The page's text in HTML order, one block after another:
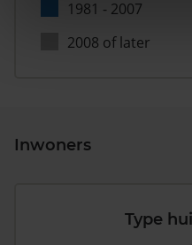
1981 - 2007
2008 of later
Inwoners
Type